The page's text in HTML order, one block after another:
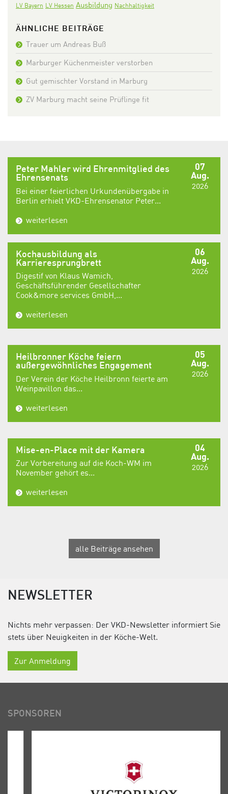
LV Bayern LV Hessen Ausbildung Nachhaltigkeit
ÄHNLICHE BEITRÄGE
Trauer um Andreas Buß
Marburger Küchenmeister verstorben
Gut gemischter Vorstand in Marburg
ZV Marburg macht seine Prüflinge fit
07
Aug.
2026
Peter Mahler wird Ehrenmitglied des
Ehrensenats
Bei einer feierlichen Urkundenübergabe in
Berlin erhielt VKD-Ehrensenator Peter...
weiterlesen
06
Aug.
2026
Kochausbildung als
Karrieresprungbrett
Digestif von Klaus Wamich,
Geschäftsführender Gesellschafter
Cook&more services GmbH,...
weiterlesen
05
Aug.
2026
Heilbronner Köche feiern
außergewöhnliches Engagement
Der Verein der Köche Heilbronn feierte am
Weinpavillon das...
weiterlesen
04
Aug.
2026
Mise-en-Place mit der Kamera
Zur Vorbereitung auf die Koch-WM im
November gehört es...
weiterlesen
alle Beiträge ansehen
NEWSLETTER
Nichts mehr verpassen: Der VKD-Newsletter informiert Sie
stets über Neuigkeiten in der Köche-Welt.
Zur Anmeldung
SPONSOREN